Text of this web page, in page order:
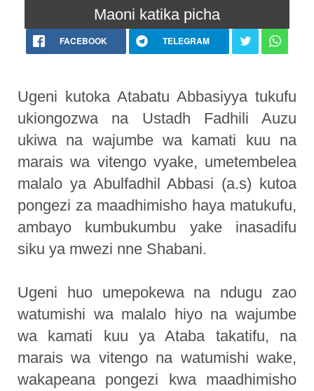
Maoni katika picha
FACEBOOK TELEGRAM
Ugeni kutoka Atabatu Abbasiyya tukufu
ukiongozwa na Ustadh Fadhili Auzu
ukiwa na wajumbe wa kamati kuu na
marais wa vitengo vyake, umetembelea
malalo ya Abulfadhil Abbasi (a.s) kutoa
pongezi za maadhimisho haya matukufu,
ambayo kumbukumbu yake inasadifu
siku ya mwezi nne Shabani.
Ugeni huo umepokewa na ndugu zao
watumishi wa malalo hiyo na wajumbe
wa kamati kuu ya Ataba takatifu, na
marais wa vitengo na watumishi wake,
wakapeana pongezi kwa maadhimisho